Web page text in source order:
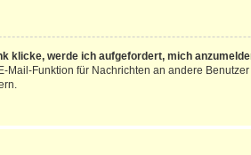
klicke, werde ich aufgefordert, mich
Mail-Funktion für Nachrichten an andere